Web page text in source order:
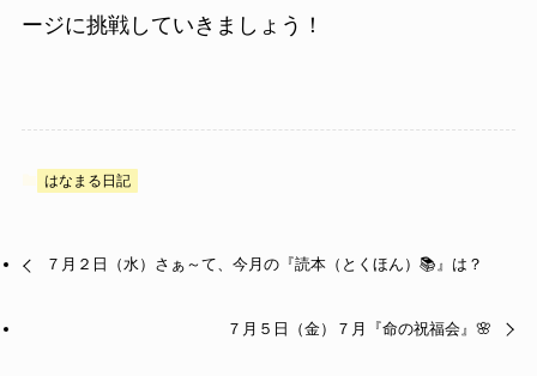
ージに挑戦していきましょう！
はなまる日記
７月２日（水）さぁ～て、今月の『読本（とくほん）📚』は？
７月５日（金）７月『命の祝福会』🌸